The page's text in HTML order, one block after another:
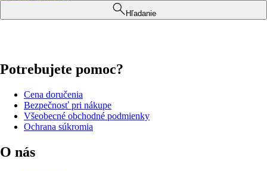
Hľadanie
Potrebujete pomoc?
Cena doručenia
Bezpečnosť pri nákupe
Všeobecné obchodné podmienky
Ochrana súkromia
O nás